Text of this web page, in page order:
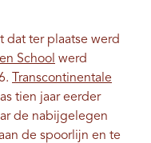
dat ter plaatse werd
School werd
Transcontinentale
tien jaar eerder
de nabijgelegen
de spoorlijn en te